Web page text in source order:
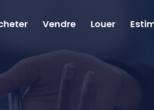
Vendre Louer